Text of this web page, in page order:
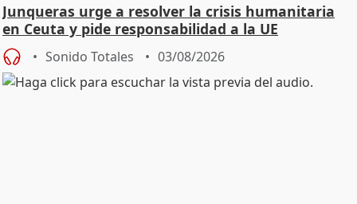
Junqueras urge a resolver la crisis humanitaria
en Ceuta y pide responsabilidad a la UE
Sonido Totales 03/08/2026